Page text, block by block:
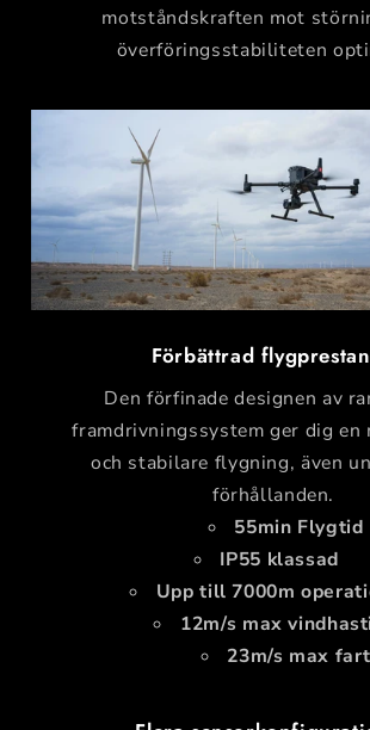
motståndskraften mot
överföringsstabiliteten
Förbättrad
Den förfinade designen av
framdrivningssystem ger dig en
och stabilare flygning, även
förhållanden.
55min Flygtid
IP55 klassad
Upp till 7000m
12m/s max
23m/s max fart